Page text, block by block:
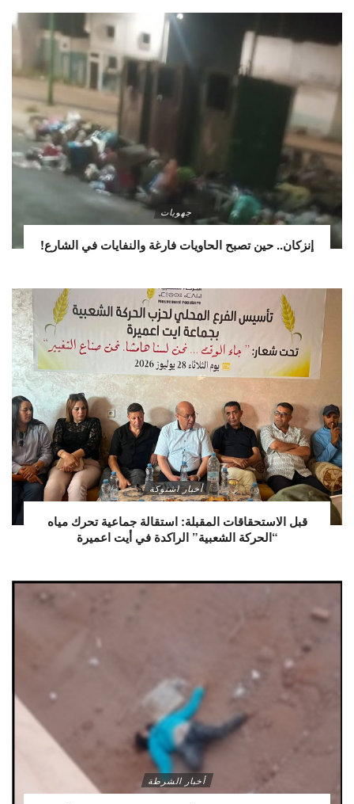
جهويات
إنزكان.. حين تصبح الحاويات فارغة والنفايات في الشارع!
أخبار اشتوكة
قبل الاستحقاقات المقبلة: استقالة جماعية تحرك مياه
“الحركة الشعبية” الراكدة في أيت اعميرة
أخبار الشرطة